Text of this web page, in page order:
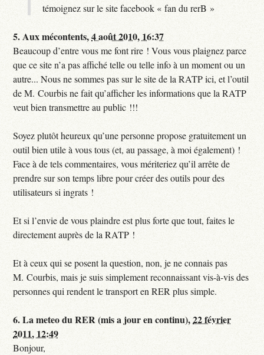
témoignez sur le site facebook « fan du rerB »
5.Aux mécontents,4 août 2010, 16:37
Beaucoup d’entre vous me font rire ! Vous vous plaignez parce
que ce site n’a pas affiché telle ou telle info à un moment ou un
autre... Nous ne sommes pas sur le site de la RATP ici, et l’outil
de M. Courbis ne fait qu’afficher les informations que la RATP
veut bien transmettre au public !!!
Soyez plutôt heureux qu’une personne propose gratuitement un
outil bien utile à vous tous (et, au passage, à moi également) !
Face à de tels commentaires, vous mériteriez qu’il arrête de
prendre sur son temps libre pour créer des outils pour des
utilisateurs si ingrats !
Et si l’envie de vous plaindre est plus forte que tout, faites le
directement auprès de la RATP !
Et à ceux qui se posent la question, non, je ne connais pas
M. Courbis, mais je suis simplement reconnaissant vis-à-vis des
personnes qui rendent le transport en RER plus simple.
6.La meteo du RER (mis a jour en continu),22 février
2011, 12:49
Bonjour,